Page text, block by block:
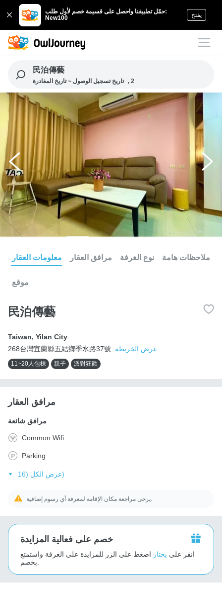
حمّل تطبيقنا واحصل على قسيمة خصم لأول طلب:
New100
يفتح
民泊傳藝
تاريخ تسجيل الوصول ~ تاريخ المغادرة , 2
معلومات العقار مرافق العقار نوع الغرفة ملاحظات هامة
موقع
民泊傳藝
Taiwan, Yilan City
268台灣宜蘭縣五結鄉季水路37號
عرض الخريطة
11~20人包棟 親子 派對狂歡
مرافق العقار
مرافق شائعة
Common Wifi
Parking
عرض الكل (16)
خصم على فعالية المزايدة
انقر على يختار اضغط على الزر للمزايدة على الغرفة واستمتع